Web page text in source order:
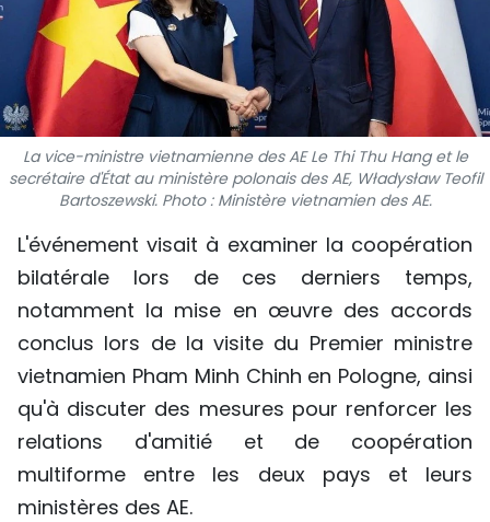
MÉGASTORIE
INFOGRAPHIE
PHOTO
VIDÉO
À PROPOS DU "PEUPLE"
TIẾNG VIỆT
ENGLISH
中文
РУССКИЙ
La vice-ministre vietnamienne des AE Le Thi Thu Hang et le
secrétaire d'État au ministère polonais des AE, Władysław Teofil
Bartoszewski. Photo : Ministère vietnamien des AE.
L'événement visait à examiner la coopération
bilatérale lors de ces derniers temps,
notamment la mise en œuvre des accords
conclus lors de la visite du Premier ministre
vietnamien Pham Minh Chinh en Pologne, ainsi
qu'à discuter des mesures pour renforcer les
relations d'amitié et de coopération
multiforme entre les deux pays et leurs
ministères des AE.